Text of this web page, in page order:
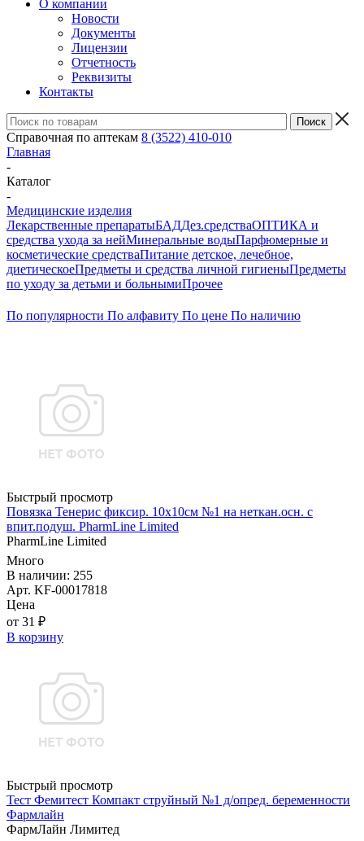
О компании
Новости
Документы
Лицензии
Отчетность
Реквизиты
Контакты
Справочная по аптекам 8 (3522) 410-010
Главная
-
Каталог
-
Медицинские изделия
Лекарственные препаратыБАДДез.средстваОПТИКА и
средства ухода за нейМинеральные водыПарфюмерные и
косметические средстваПитание детское, лечебное,
диетическоеПредметы и средства личной гигиеныПредметы
по уходу за детьми и больнымиПрочее
По популярности По алфавиту По цене По наличию
Быстрый просмотр
Повязка Тенерис фиксир. 10х10см №1 на неткан.осн. с
впит.подуш. PharmLine Limited
PharmLine Limited
Много
В наличии: 255
Арт. KF-00017818
Цена
от 31 ₽
В корзину
Быстрый просмотр
Тест Фемитест Компакт струйный №1 д/опред. беременности
Фармлайн
ФармЛайн Лимитед